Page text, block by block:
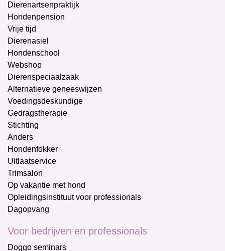
Dierenartsenpraktijk
Hondenpension
Vrije tijd
Dierenasiel
Hondenschool
Webshop
Dierenspeciaalzaak
Alternatieve geneeswijzen
Voedingsdeskundige
Gedragstherapie
Stichting
Anders
Hondenfokker
Uitlaatservice
Trimsalon
Op vakantie met hond
Opleidingsinstituut voor professionals
Dagopvang
Voor bedrijven en professionals
Doggo seminars